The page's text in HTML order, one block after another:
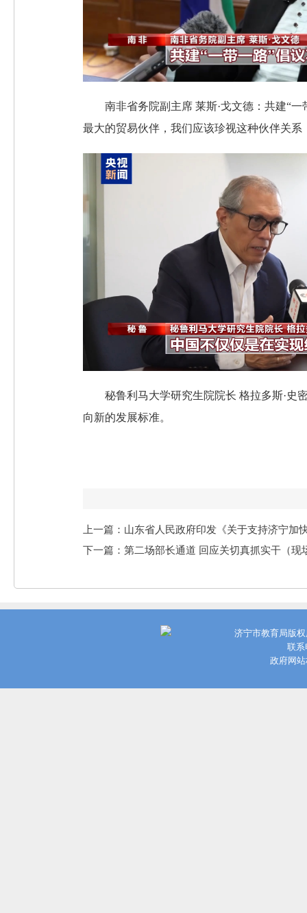
南非省务院副主席 莱斯·戈文德：共建“
最大的贸易伙伴，我们应该珍视这种伙伴关
秘鲁利马大学研究生院院长 格拉多斯·史
向新的发展标准。
上一篇：山东省人民政府印发《关于支持济宁加
下一篇：第二场部长通道 回应关切真抓实干（现
济宁市教育局版
联系
政府网